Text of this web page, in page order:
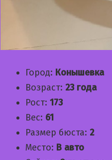
Город: Конышевка
Возраст: 23 года
Рост: 173
Вес: 61
Размер бюста: 2
Место: В авто